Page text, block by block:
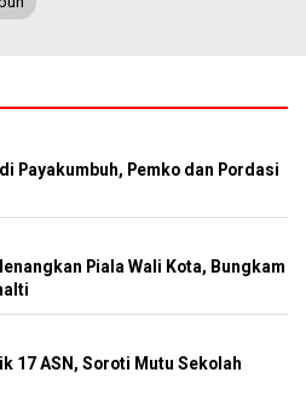
Payakumbuh, Pemko dan Pordasi
Piala Wali Kota, Bungkam
17 ASN, Soroti Mutu Sekolah